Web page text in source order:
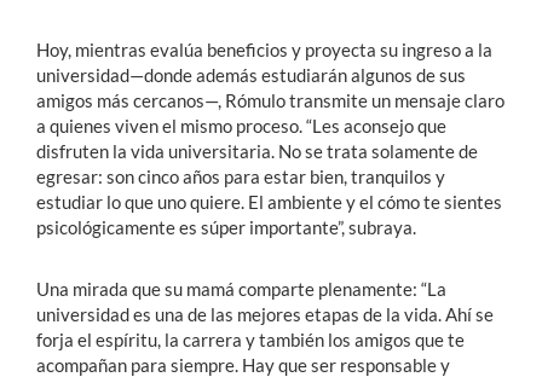
Hoy, mientras evalúa beneficios y proyecta su ingreso a la
universidad—donde además estudiarán algunos de sus
amigos más cercanos—, Rómulo transmite un mensaje claro
a quienes viven el mismo proceso. “Les aconsejo que
disfruten la vida universitaria. No se trata solamente de
egresar: son cinco años para estar bien, tranquilos y
estudiar lo que uno quiere. El ambiente y el cómo te sientes
psicológicamente es súper importante”, subraya.
Una mirada que su mamá comparte plenamente: “La
universidad es una de las mejores etapas de la vida. Ahí se
forja el espíritu, la carrera y también los amigos que te
acompañan para siempre. Hay que ser responsable y